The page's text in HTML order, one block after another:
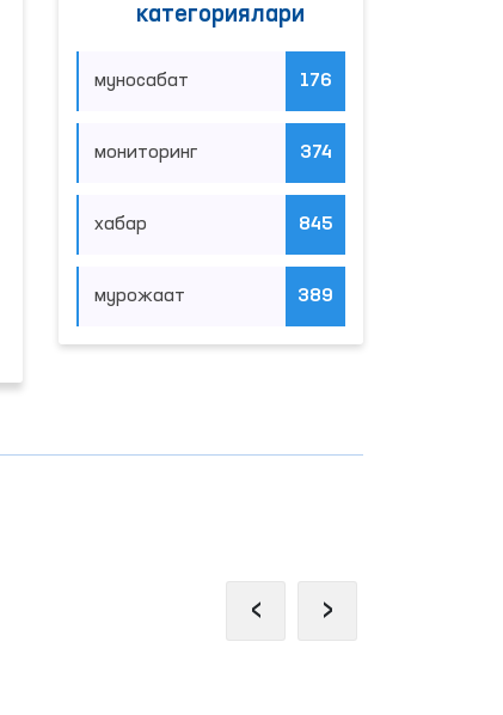
категориялари
муносабат 176
мониторинг 374
хабар 845
мурожаат 389
‹ ›